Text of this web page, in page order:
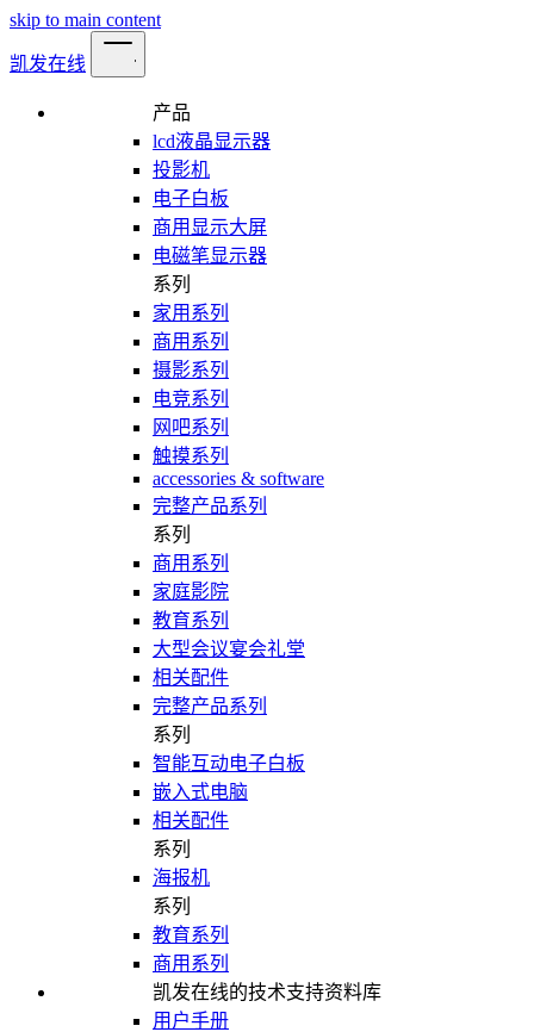
skip to main content
凯发在线
产品
lcd液晶显示器
投影机
电子白板
商用显示大屏
电磁笔显示器
系列
家用系列
商用系列
摄影系列
电竞系列
网吧系列
触摸系列
accessories & software
完整产品系列
系列
商用系列
家庭影院
教育系列
大型会议宴会礼堂
相关配件
完整产品系列
系列
智能互动电子白板
嵌入式电脑
相关配件
系列
海报机
系列
教育系列
商用系列
凯发在线的技术支持资料库
用户手册